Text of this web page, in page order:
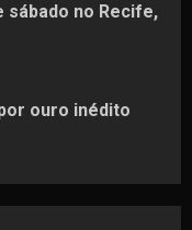
sábado no Recife,
ouro inédito